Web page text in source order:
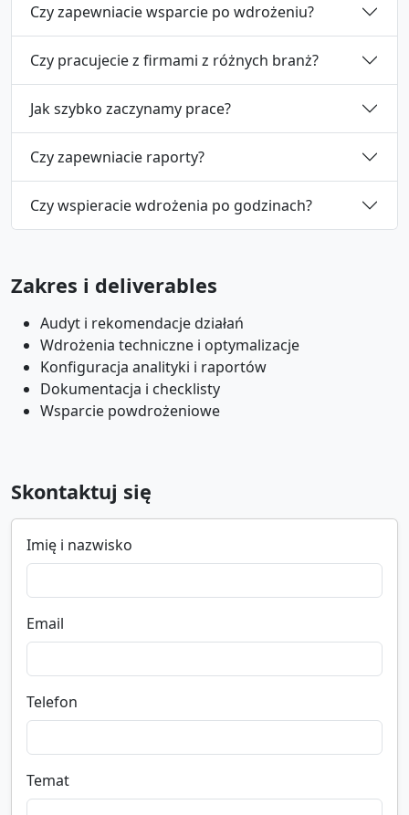
Czy zapewniacie wsparcie po wdrożeniu?
Czy pracujecie z firmami z różnych branż?
Jak szybko zaczynamy prace?
Czy zapewniacie raporty?
Czy wspieracie wdrożenia po godzinach?
Zakres i deliverables
Audyt i rekomendacje działań
Wdrożenia techniczne i optymalizacje
Konfiguracja analityki i raportów
Dokumentacja i checklisty
Wsparcie powdrożeniowe
Skontaktuj się
Imię i nazwisko
Email
Telefon
Temat